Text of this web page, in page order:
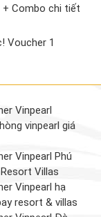
Combo chi tiết
Voucher 1
Vinpearl
vinpearl giá
Vinpearl Phú
Villas
Vinpearl hạ
resort & villas